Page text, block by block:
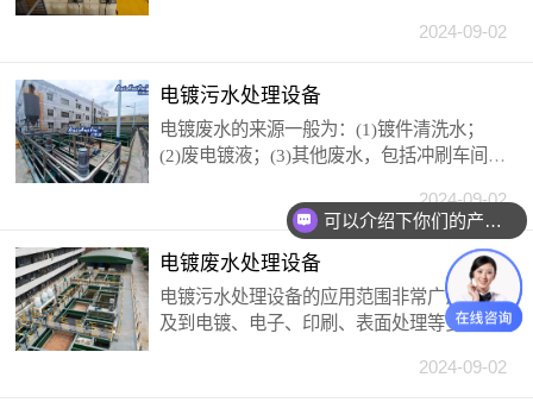
是电镀或酸洗的拖带液。污染物经金属漂洗
属（锌或铜）先浸在强酸中以去除表面的氧
化物，随后再浸入含强铬酸的光亮剂中进行
增光处理。该废水中含有大量的盐酸和锌、
铜等重金属离子及有机光亮剂等，毒性较
大，有些还含致癌、致畸、致突变的剧毒物
质，对人类危害极大。因此，对电镀废水必
须认真进行回收处理，做到消除或减少其对
环境的污染。
2024-09-02
电镀污水处理设备
电镀废水的来源一般为：(1)镀件清洗水；
(2)废电镀液；(3)其他废水，包括冲刷车间地
由于镀槽渗漏或操作管理不当造成的 “跑、
冒、滴、漏”的各种槽液和排水；
2024-09-02
电镀废水处理设备
电镀污水处理设备的应用范围非常广泛，涉
及到电镀、电子、印刷、表面处理等多个领
产生的废水问题，还能够减少环境污染，提
2024-09-02
可以介绍下你们的产品么？